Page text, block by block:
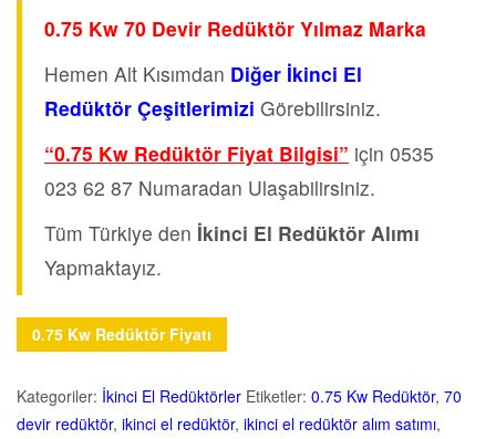
0.75 Kw 70 Devir Redüktör Yılmaz Marka
Hemen Alt Kısımdan Diğer İkinci El
Redüktör Çeşitlerimizi Görebilirsiniz.
“0.75 Kw Redüktör Fiyat Bilgisi” için 0535
023 62 87 Numaradan Ulaşabilirsiniz.
Tüm Türkiye den İkinci El Redüktör Alımı
Yapmaktayız.
0.75 Kw Redüktör Fiyatı
Kategoriler: İkinci El Redüktörler Etiketler: 0.75 Kw Redüktör, 70
devir redüktör, ikinci el redüktör, ikinci el redüktör alım satımı,